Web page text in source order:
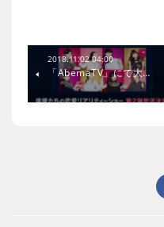
2018.11.02 04:00
「AbemaTV」にて大…